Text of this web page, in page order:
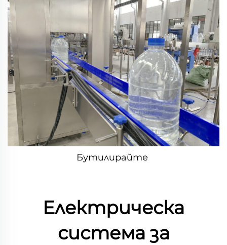
Бутилирайте
Електрическа
система за